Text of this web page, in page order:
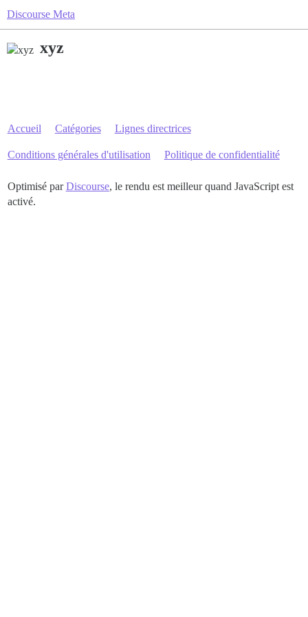
Discourse Meta
xyz
Accueil Catégories Lignes directrices
Conditions générales d'utilisation Politique de confidentialité
Optimisé parDiscourse, le rendu est meilleur quand JavaScript est
activé.